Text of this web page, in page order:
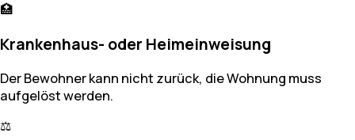
🏥
Krankenhaus- oder Heimeinweisung
Der Bewohner kann nicht zurück, die Wohnung muss
aufgelöst werden.
⚖️